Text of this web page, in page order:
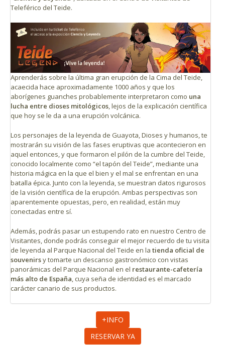
Teleférico del Teide.
Aprenderás sobre la última gran erupción de la Cima del Teide,
acaecida hace aproximadamente 1000 años y que los
aborígenes guanches probablemente interpretaron como una
lucha entre dioses mitológicos , lejos de la explicación científica
que hoy se le da a una erupción volcánica.
Los personajes de la leyenda de Guayota, Dioses y humanos, te
mostrarán su visión de las fases eruptivas que acontecieron en
aquel entonces, y que formaron el pilón de la cumbre del Teide,
conocido localmente como “el tapón del Teide”, mediante una
historia mágica en la que el bien y el mal se enfrentan en una
batalla épica. Junto con la leyenda, se muestran datos rigurosos
de la visión científica de la erupción. Ambas perspectivas son
aparentemente opuestas, pero, en realidad, están muy
conectadas entre sí.
Además, podrás pasar un estupendo rato en nuestro Centro de
Visitantes, donde podrás conseguir el mejor recuerdo de tu visita
de leyenda al Parque Nacional del Teide en la tienda oficial de
souvenirsy tomarte un descanso gastronómico con vistas
panorámicas del Parque Nacional en el restaurante-cafetería
más alto de España , cuya seña de identidad es el marcado
carácter canario de sus productos.
+INFO
RESERVAR YA